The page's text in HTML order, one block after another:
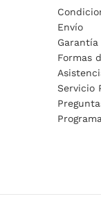
Envío
Garantía
Formas
Servicio